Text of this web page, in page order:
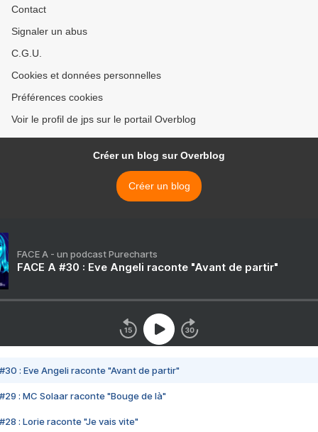
Contact
Signaler un abus
C.G.U.
Cookies et données personnelles
Préférences cookies
Voir le profil de jps sur le portail Overblog
Créer un blog sur Overblog
Créer un blog
FACE A - un podcast Purecharts
FACE A #30 : Eve Angeli raconte "Avant de partir"
#30 : Eve Angeli raconte "Avant de partir"
#29 : MC Solaar raconte "Bouge de là"
#28 : Lorie raconte "Je vais vite"